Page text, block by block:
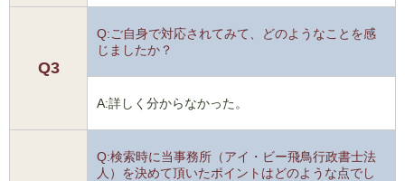
Q3
Q:ご自身で対応されてみて、どのようなことを感
じましたか？
A:詳しく分からなかった。
Q:検索時に当事務所（アイ・ビー飛鳥行政書士法
人）を決めて頂いたポイントはどのような点でし